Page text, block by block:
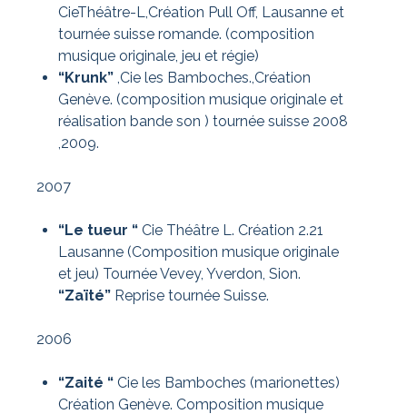
CieThéâtre-L,Création Pull Off, Lausanne et
tournée suisse romande. (composition
musique originale, jeu et régie)
“Krunk”,Cie les Bamboches.,Création
Genève. (composition musique originale et
réalisation bande son ) tournée suisse 2008
,2009.
2007
“Le tueur “ Cie Théâtre L. Création 2.21
Lausanne (Composition musique originale
et jeu) Tournée Vevey, Yverdon, Sion.
“Zaïté”Reprise tournée Suisse.
2006
“Zaité “ Cie les Bamboches (marionettes)
Création Genève. Composition musique